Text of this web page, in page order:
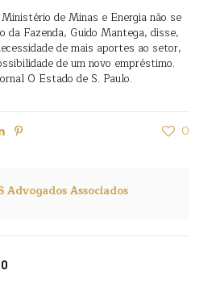
de Minas e Energia não se
da Fazenda, Guido Mantega, disse,
de mais aportes ao setor,
de um novo empréstimo.
O Estado de S. Paulo.
0
Advogados Associados